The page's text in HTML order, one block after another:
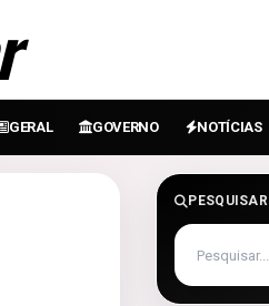
GERAL GOVERNO NOTÍCIAS
PESQUISAR